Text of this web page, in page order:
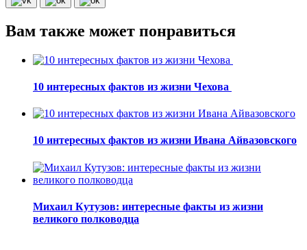
Вам также может понравиться
10 интересных фактов из жизни Чехова
10 интересных фактов из жизни Ивана Айвазовского
Михаил Кутузов: интересные факты из жизни
великого полководца